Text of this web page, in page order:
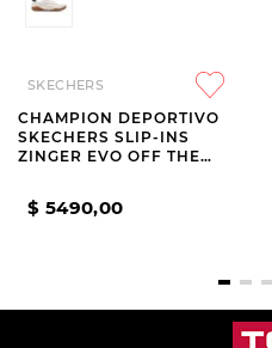
SKECHERS
CHAMPION DEPORTIVO
SKECHERS SLIP-INS
ZINGER EVO OFF THE
$ 5490,00